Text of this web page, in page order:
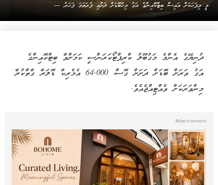
މީ މިފަހަކަށް އައިސް ބިޓްކޮއިންގެ އަގު މިހާބޮޑަށް ދަށްވި ފުރަތަމަ ފަހަރު ---
ދުނިޔޭގެ އެންމެ މަގުބޫލު ކްރިޕްޓޯކަރަންސީ ކަމަށްވާ ބިޓްކޮއިންގެ
އަގު ވަރަށް ބޮޑަށް ދަށަށް ގޮސް، 64,000 އެމެރިކާ ޑޮލަރާ ގާތްކުރާ
މިންވަރަކަށް ވެއްޓިއްޖެއެވެ.